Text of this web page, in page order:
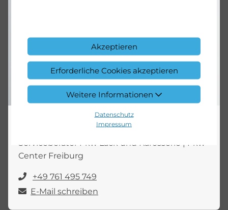
Akzeptieren
Erforderliche Cookies akzeptieren
Weitere Informationen
Datenschutz
Impressum
Eduard Becker
Serviceberater Pkw Lack und Karosserie | Pkw
Center Freiburg
+49 761 495 749
E-Mail schreiben